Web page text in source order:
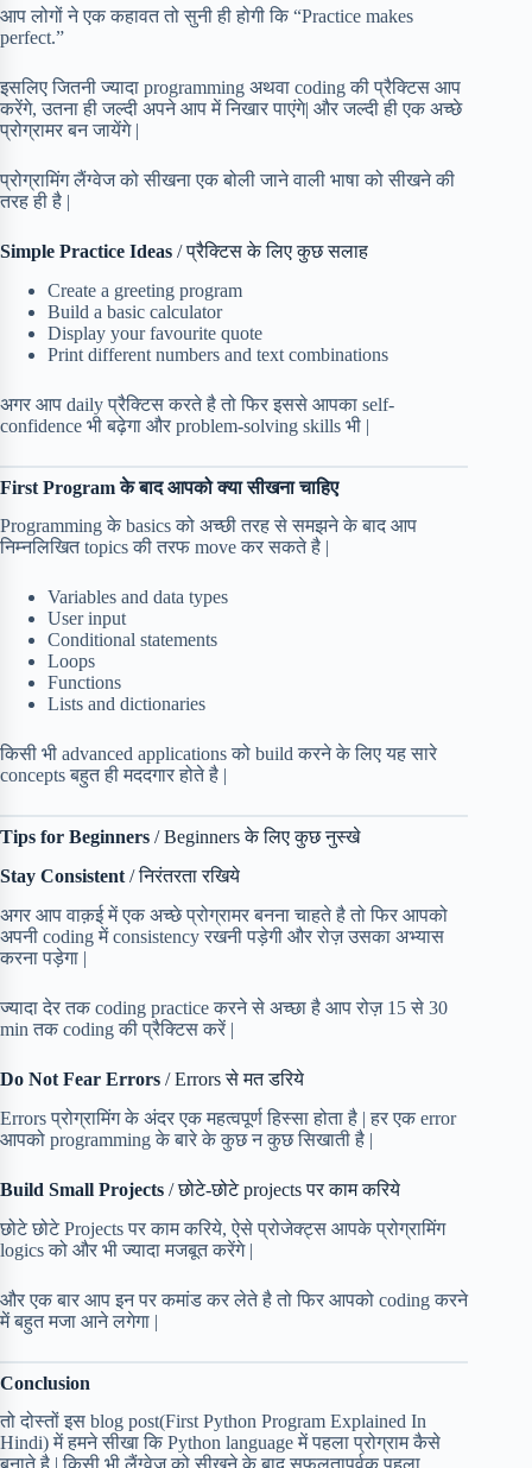
आप लोगों ने एक कहावत तो सुनी ही होगी कि “Practice makes
perfect.”
इसलिए जितनी ज्यादा programming अथवा coding की प्रैक्टिस आप
करेंगे, उतना ही जल्दी अपने आप में निखार पाएंगे| और जल्दी ही एक अच्छे
प्रोग्रामर बन जायेंगे |
प्रोग्रामिंग लैंग्वेज को सीखना एक बोली जाने वाली भाषा को सीखने की
तरह ही है |
Simple Practice Ideas / प्रैक्टिस के लिए कुछ सलाह
Create a greeting program
Build a basic calculator
Display your favourite quote
Print different numbers and text combinations
अगर आप daily प्रैक्टिस करते है तो फिर इससे आपका self-
confidence भी बढ़ेगा और problem-solving skills भी |
First Program के बाद आपको क्या सीखना चाहिए
Programming के basics को अच्छी तरह से समझने के बाद आप
निम्नलिखित topics की तरफ move कर सकते है |
Variables and data types
User input
Conditional statements
Loops
Functions
Lists and dictionaries
किसी भी advanced applications को build करने के लिए यह सारे
concepts बहुत ही मददगार होते है |
Tips for Beginners / Beginners के लिए कुछ नुस्खे
Stay Consistent / निरंतरता रखिये
अगर आप वाक़ई में एक अच्छे प्रोग्रामर बनना चाहते है तो फिर आपको
अपनी coding में consistency रखनी पड़ेगी और रोज़ उसका अभ्यास
करना पड़ेगा |
ज्यादा देर तक coding practice करने से अच्छा है आप रोज़ 15 से 30
min तक coding की प्रैक्टिस करें |
Do Not Fear Errors / Errors से मत डरिये
Errors प्रोग्रामिंग के अंदर एक महत्वपूर्ण हिस्सा होता है | हर एक error
आपको programming के बारे के कुछ न कुछ सिखाती है |
Build Small Projects / छोटे-छोटे projects पर काम करिये
छोटे छोटे Projects पर काम करिये, ऐसे प्रोजेक्ट्स आपके प्रोग्रामिंग
logics को और भी ज्यादा मजबूत करेंगे |
और एक बार आप इन पर कमांड कर लेते है तो फिर आपको coding करने
में बहुत मजा आने लगेगा |
Conclusion
तो दोस्तों इस blog post(First Python Program Explained In
Hindi) में हमने सीखा कि Python language में पहला प्रोग्राम कैसे